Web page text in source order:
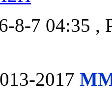
8-7 04:35 ,
2017